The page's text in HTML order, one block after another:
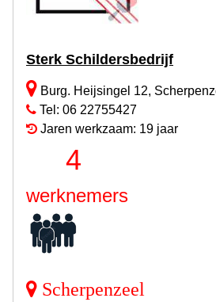
Sterk Schildersbedrijf
Burg. Heijsingel 12,
Tel: 06 22755427
Jaren werkzaam: 19 jaar
4
werknemers
Scherpenzeel